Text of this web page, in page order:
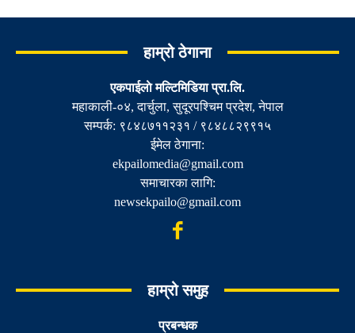
हाम्रो ठेगाना
एकपाईलाे मल्टिमिडिया प्रा.लि.
महाकाली-०४, दार्चुला, सुदूरपश्चिम प्रदेश, नेपाल
सम्पर्क: ९८४८७११२३१ / ९८४८८२९९१५
ईमेल ठेगाना:
ekpailomedia@gmail.com
समाचारका लागि:
newsekpailo@gmail.com
हाम्रो समुह
प्रबन्धक